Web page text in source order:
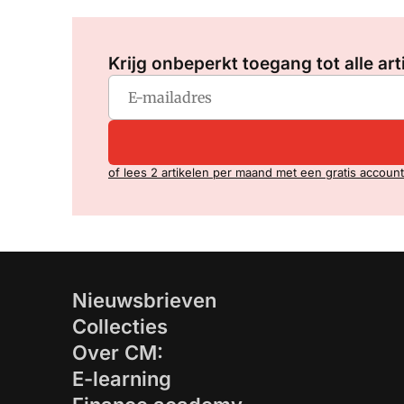
Krijg onbeperkt toegang tot alle
of lees 2 artikelen per maand met een gratis account
Nieuwsbrieven
Collecties
Over CM:
E-learning